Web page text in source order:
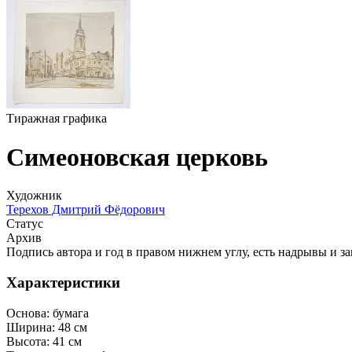
Тиражная графика
Симеоновская церковь
Художник
Терехов Дмитрий Фёдорович
Статус
Архив
Подпись автора и год в правом нижнем углу, есть надрывы и
Характеристики
Основа: бумага
Ширина: 48 см
Высота: 41 см